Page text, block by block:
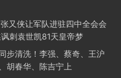
又侠让军队进驻四中全会会
刺袁世凯81天皇帝梦
步清洗！李强、蔡奇、王沪
胡春华、陈吉宁上